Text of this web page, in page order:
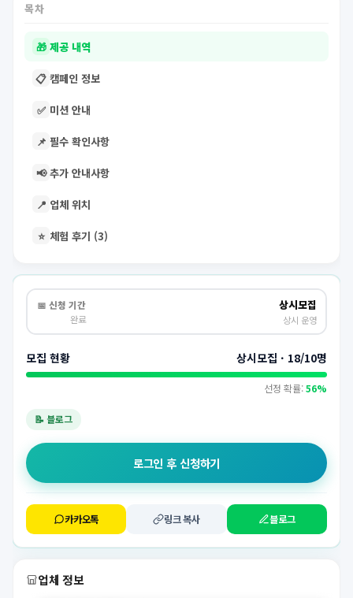
목차
🎁 제공 내역
📋 캠페인 정보
✅ 미션 안내
📌 필수 확인사항
📢 추가 안내사항
📍 업체 위치
⭐ 체험 후기 (3)
📅 신청 기간
완료
상시모집
상시 운영
모집 현황 상시모집 · 18/10명
선정 확률:56%
📝 블로그
로그인 후 신청하기
카카오톡 링크 복사 블로그
업체 정보